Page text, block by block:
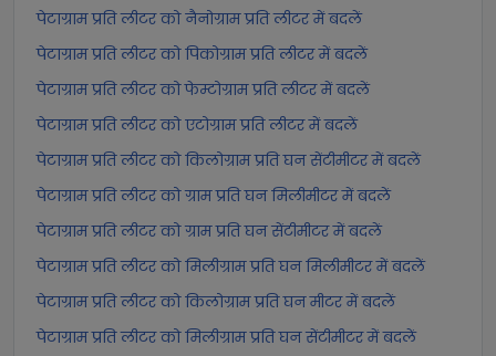
पेटाग्राम प्रति लीटर को नैनोग्राम प्रति लीटर में बदलें
पेटाग्राम प्रति लीटर को पिकोग्राम प्रति लीटर में बदलें
पेटाग्राम प्रति लीटर को फेम्टोग्राम प्रति लीटर में बदलें
पेटाग्राम प्रति लीटर को एटोग्राम प्रति लीटर में बदलें
पेटाग्राम प्रति लीटर को किलोग्राम प्रति घन सेंटीमीटर में बदलें
पेटाग्राम प्रति लीटर को ग्राम प्रति घन मिलीमीटर में बदलें
पेटाग्राम प्रति लीटर को ग्राम प्रति घन सेंटीमीटर में बदलें
पेटाग्राम प्रति लीटर को मिलीग्राम प्रति घन मिलीमीटर में बदलें
पेटाग्राम प्रति लीटर को किलोग्राम प्रति घन मीटर में बदलें
पेटाग्राम प्रति लीटर को मिलीग्राम प्रति घन सेंटीमीटर में बदलें